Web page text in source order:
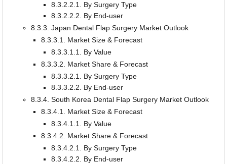
8.3.2.2.1. By Surgery Type
8.3.2.2.2. By End-user
8.3.3. Japan Dental Flap Surgery Market Outlook
8.3.3.1. Market Size & Forecast
8.3.3.1.1. By Value
8.3.3.2. Market Share & Forecast
8.3.3.2.1. By Surgery Type
8.3.3.2.2. By End-user
8.3.4. South Korea Dental Flap Surgery Market Outlook
8.3.4.1. Market Size & Forecast
8.3.4.1.1. By Value
8.3.4.2. Market Share & Forecast
8.3.4.2.1. By Surgery Type
8.3.4.2.2. By End-user